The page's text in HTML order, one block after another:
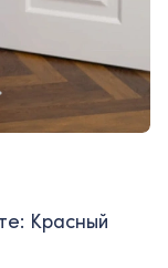
Красный